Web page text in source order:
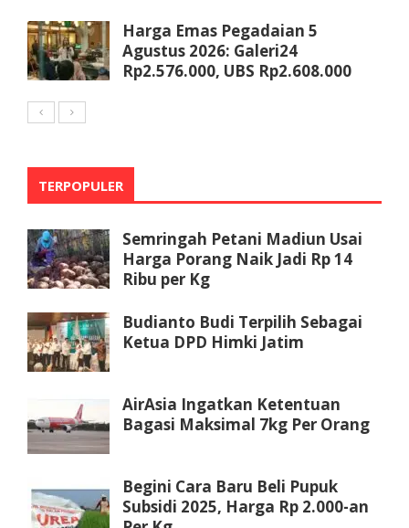
Harga Emas Pegadaian 5
Agustus 2026: Galeri24
Rp2.576.000, UBS Rp2.608.000
TERPOPULER
Semringah Petani Madiun Usai
Harga Porang Naik Jadi Rp 14
Ribu per Kg
Budianto Budi Terpilih Sebagai
Ketua DPD Himki Jatim
AirAsia Ingatkan Ketentuan
Bagasi Maksimal 7kg Per Orang
Begini Cara Baru Beli Pupuk
Subsidi 2025, Harga Rp 2.000-an